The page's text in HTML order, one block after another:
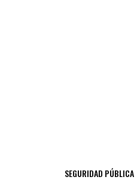
SEGURIDAD PÚBLICA